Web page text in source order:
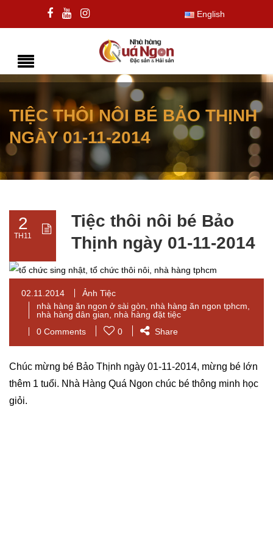
English
TIỆC THÔI NÔI BÉ BẢO THỊNH
NGÀY 01-11-2014
2
TH11
Tiệc thôi nôi bé Bảo
Thịnh ngày 01-11-2014
02.11.2014
Ảnh Tiệc
nhà hàng ăn ngon ở sài gòn
nhà hàng ăn ngon tphcm
nhà hàng dân gian
nhà hàng đặt tiệc
0 Comments
0 Share
Chúc mừng bé Bảo Thịnh ngày 01-11-2014, mừng bé lớn
thêm 1 tuổi. Nhà Hàng Quá Ngon chúc bé thông minh học
giỏi.